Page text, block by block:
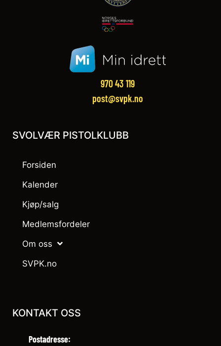
970 43 119‬
post@svpk.no
SVOLVÆR PISTOLKLUBB
Forsiden
Kalender
Kjøp/salg
Medlemsfordeler
Om oss
SVPK.no
KONTAKT OSS
Postadresse: